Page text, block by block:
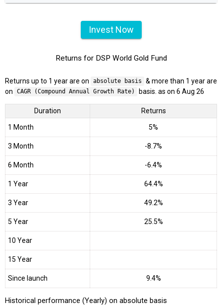
Invest Now
Returns for DSP World Gold Fund
Returns up to 1 year are on absolute basis
& more than 1 year are
on
CAGR (Compound Annual Growth Rate) basis. as on 6 Aug 26
Duration Returns
1 Month 5%
3 Month -8.7%
6 Month -6.4%
1 Year 64.4%
3 Year 49.2%
5 Year 25.5%
10 Year
15 Year
Since launch 9.4%
Historical performance (Yearly) on absolute basis